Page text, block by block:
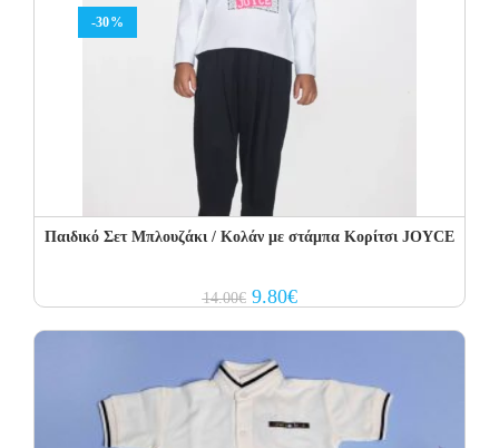
-30%
Παιδικό Σετ Μπλουζάκι / Κολάν με στάμπα Κορίτσι JOYCE
14.00€ Original
price
9.80€Current
price